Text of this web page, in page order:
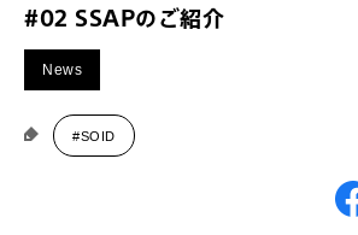
#02 SSAPのご紹介
News
#SOID
FAQ & 個人お問い合わせ